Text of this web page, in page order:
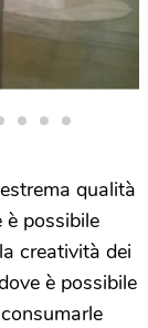
qualità
è possibile
creatività dei
è possibile